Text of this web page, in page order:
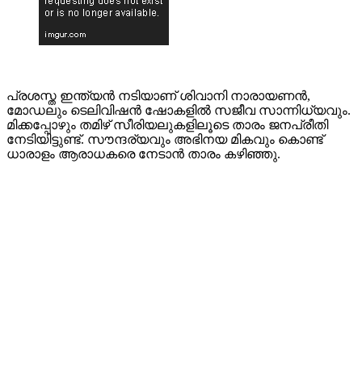
പ്രശസ്ത ഇന്ത്യൻ നടിയാണ് ശിവാനി നാരായണൻ,
മോഡലും ടെലിവിഷൻ ഷോകളിൽ സജീവ സാന്നിധ്യവും.
മിക്കപ്പോഴും തമിഴ് സീരിയലുകളിലൂടെ താരം ജനപ്രീതി
നേടിയിട്ടുണ്ട്. സൗന്ദര്യവും അഭിനയ മികവും കൊണ്ട്
ധാരാളം ആരാധകരെ നേടാൻ താരം കഴിഞ്ഞു.